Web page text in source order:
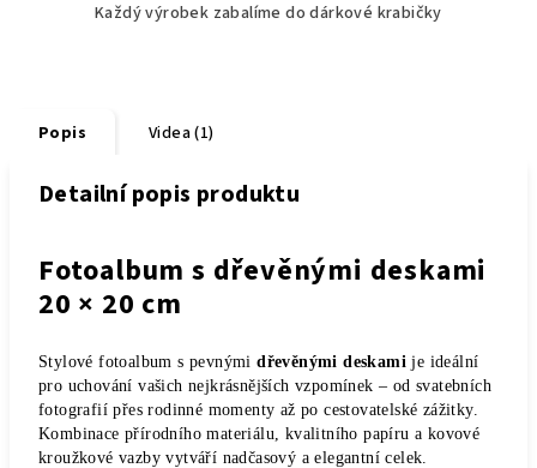
Každý výrobek zabalíme do dárkové krabičky
Popis Videa (1)
Detailní popis produktu
Fotoalbum s dřevěnými deskami
20 × 20 cm
Stylové fotoalbum s pevnýmidřevěnými deskami je ideální
pro uchování vašich nejkrásnějších vzpomínek – od svatebních
fotografií přes rodinné momenty až po cestovatelské zážitky.
Kombinace přírodního materiálu, kvalitního papíru a kovové
kroužkové vazby vytváří nadčasový a elegantní celek.